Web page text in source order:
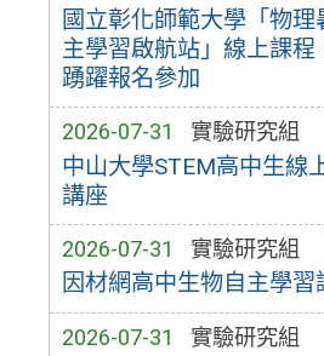
國立彰化師範大學「物理
主學習啟航站」線上課程
踴躍報名參加
2026-07-31 實驗研究組
中山大學STEM高中生線
講座
2026-07-31 實驗研究組
因材網高中生物自主學習
2026-07-31 實驗研究組